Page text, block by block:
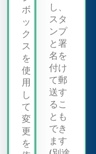
ボ
ッ
ク
ス
を
使
用
し
て
変
更
を
し、
スタ
ンプ
と署
名を
付け
て郵
送す
るこ
とも
でき
ます